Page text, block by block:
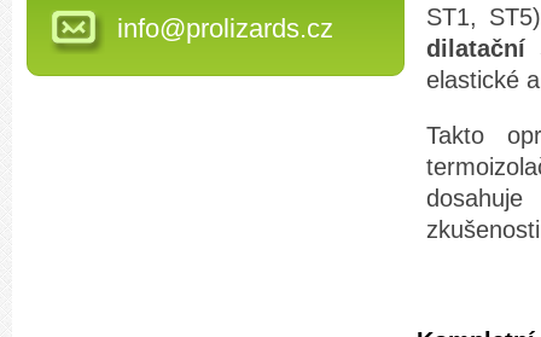
ST1,
dilatační
elastické
Takto
info@prolizards.cz